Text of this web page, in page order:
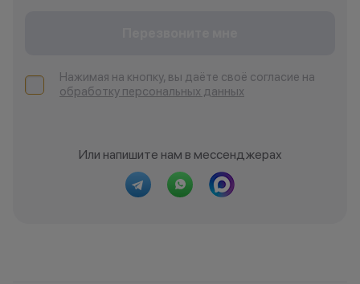
Нажимая на кнопку, вы даёте своё согласие на
обработку персональных данных
Или напишите нам в мессенджерах